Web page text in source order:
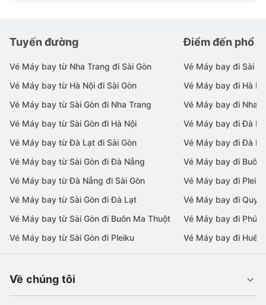
Tuyến đường
Vé Máy bay từ Nha Trang đi Sài Gòn
Vé Máy bay từ Hà Nội đi Sài Gòn
Vé Máy bay từ Sài Gòn đi Nha Trang
Vé Máy bay từ Sài Gòn đi Hà Nội
Vé Máy bay từ Đà Lạt đi Sài Gòn
Vé Máy bay từ Sài Gòn đi Đà Nẵng
Vé Máy bay từ Đà Nẵng đi Sài Gòn
Vé Máy bay từ Sài Gòn đi Đà Lạt
Vé Máy bay từ Sài Gòn đi Buôn Ma Thuột
Vé Máy bay từ Sài Gòn đi Pleiku
Điểm đến phổ
Vé Máy bay đi Sài
Vé Máy bay đi Hà
Vé Máy bay đi Nha
Vé Máy bay đi Đà
Vé Máy bay đi Đà
Vé Máy bay đi Buôn
Vé Máy bay đi Pleiku
Vé Máy bay đi Quy
Vé Máy bay đi Phú
Vé Máy bay đi Huế
Về chúng tôi